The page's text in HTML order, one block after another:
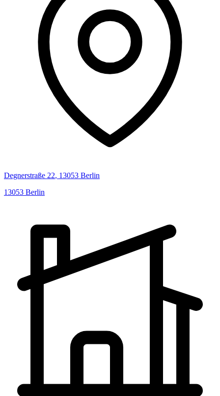
Degnerstraße 22, 13053 Berlin
13053 Berlin